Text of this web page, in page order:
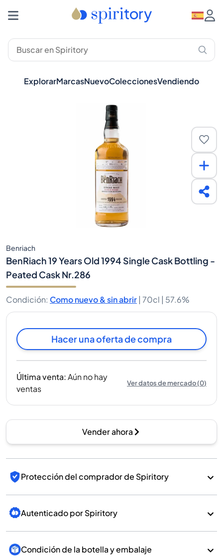
ExplorarMarcasNuevoColeccionesVendiendo
Benriach
BenRiach 19 Years Old 1994 Single Cask Bottling -
Peated Cask Nr.286
Condición: Como nuevo & sin abrir | 70cl | 57.6%
Hacer una oferta de compra
Última venta:Aún no hay
ventas
Ver datos de mercado(0)
Vender ahora
Protección del comprador de Spiritory
Autenticado por Spiritory
Condición de la botella y embalaje